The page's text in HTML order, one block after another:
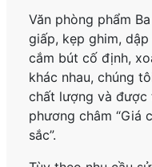
Văn phòng phẩm
giấp, kẹp ghim,
cắm bút cố định,
khác nhau, chúng
chất lượng và
phương châm “Giá
sắc”.